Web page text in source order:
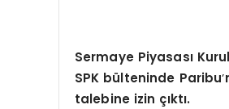
Sermaye Piyasası
SPK bülteninde Paribu’
talebine izin çıktı.